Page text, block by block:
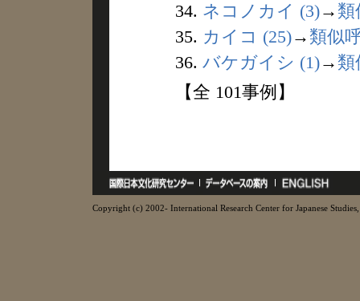
34. ネコノカイ (3)→ 類
35. カイコ (25)→ 類似
36. バケガイシ (1)→ 類
【全 101事例】
Copyright (c) 2002- International Research Center for Japanese